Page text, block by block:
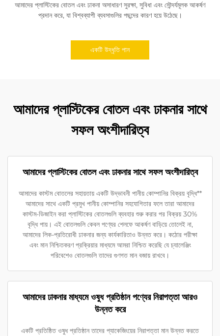
আমাদের প্লাস্টিকের বোতল এবং ঢাকনা অসাধারণ সুরক্ষা, সুবিধা এবং সৌন্দর্যমূলক আকর্ষণ
প্রদান করে, যা বিশ্বব্যাপী ব্যবসাগুলির পছন্দের কারণ হয়ে উঠেছে।
একটি উদ্ধৃতি পান
আমাদের প্লাস্টিকের বোতল এবং ঢাকনার সাথে
সফল অংশীদারিত্ব
আমাদের প্লাস্টিকের বোতল এবং ঢাকনার সাথে সফল অংশীদারিত্ব
আমাদের কাস্টম বোতলের সহায়তায় একটি উদ্ভাবনী পানীয় কোম্পানির বিক্রয় বৃদ্ধি**
আমাদের সাথে একটি প্রমুখ পানীয় কোম্পানির সহযোগিতার ফলে তারা আমাদের
কাস্টম-ডিজাইন করা প্লাস্টিকের বোতলগুলি ব্যবহার শুরু করার পর বিক্রয় 30%
বৃদ্ধি পায়। এই বোতলগুলি কেবল পণ্যের শেলফে আকর্ষণ বাড়িয়ে তোলেই না,
আমাদের লিক-প্রতিরোধী ঢাকনার জন্য কার্যকারিতাও উন্নত করে। কঠোর পরীক্ষা
এবং মান নিশ্চিতকরণ প্রক্রিয়ার মাধ্যমে আমরা নিশ্চিত করেছি যে চ্যালেঞ্জিং
পরিবেশেও বোতলগুলি তাদের গুণগত মান বজায় রাখবে।
আমাদের ঢাকনার মাধ্যমে ওষুধ প্রতিষ্ঠান পণ্যের নিরাপত্তা আরও
উন্নত করে
একটি প্রতিষ্ঠিত ওষুধ প্রতিষ্ঠান তাদের প্যাকেজিংয়ের নিরাপত্তা মান উন্নত করতে